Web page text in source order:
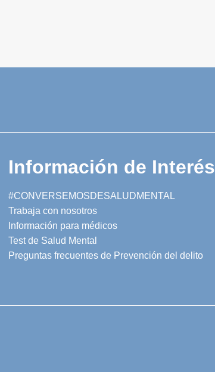
Información de Interés
#CONVERSEMOSDESALUDMENTAL
Trabaja con nosotros
Información para médicos
Test de Salud Mental
Preguntas frecuentes de Prevención del delito